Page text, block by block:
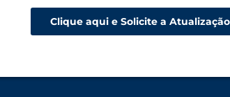
Clique aqui e Solicite a